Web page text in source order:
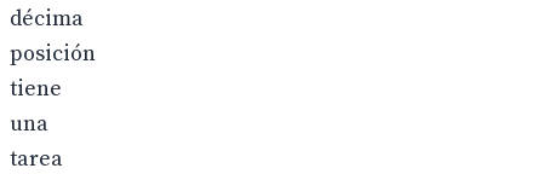
décima
posición
tiene
una
tarea